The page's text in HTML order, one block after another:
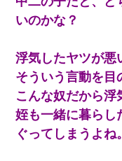
同じマンションに住ん
夫の友達がBBQを定期
女性側のリーダーみた
われて…
ワイアラサー主婦、昨
いのかな？
浮気したヤツが悪
そういう言動を目
こんな奴だから浮
姪も一緒に暮らし
ぐってしまうよね。